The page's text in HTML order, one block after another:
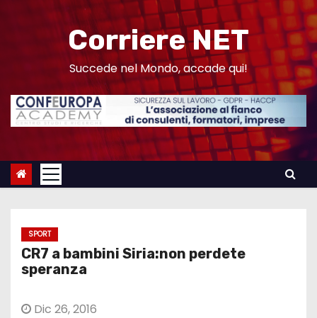
n
Corriere NET
Succede nel Mondo, accade qui!
SPORT
CR7 a bambini Siria:non perdete
speranza
Dic 26, 2016